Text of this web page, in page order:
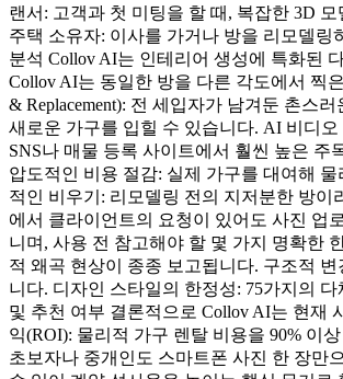
랜서: 고객과 첫 미팅을 할 때, 복잡한 3D
주택 소유자: 이사를 가거나 방을 리모델
분석 Collov AI는 인테리어 생성에 특화된
Collov AI는 동일한 방을 다른 각도에서 찍
& Replacement): 전 세입자가 남겨둔 촌스
새로운 가구를 입힐 수 있습니다. AI 비디
SNS나 매물 등록 사이트에서 훨씬 높은
압도적인 비용 절감: 실제 가구를 대여해
적인 비우기: 리모델링 전의 지저분한 방
에서 클라이언트의 요청이 있어도 사진 업
니며, 사용 전 참고해야 할 몇 가지 명확한
적 왜곡 현상이 종종 보고됩니다. 구조적
니다. 디자인 스타일의 한정성: 75가지의
및 추천 여부 결론적으로 Collov AI는 현재
익(ROI): 물리적 가구 렌탈 비용을 90% 이
초보자나 중개인도 스마트폰 사진 한 장만